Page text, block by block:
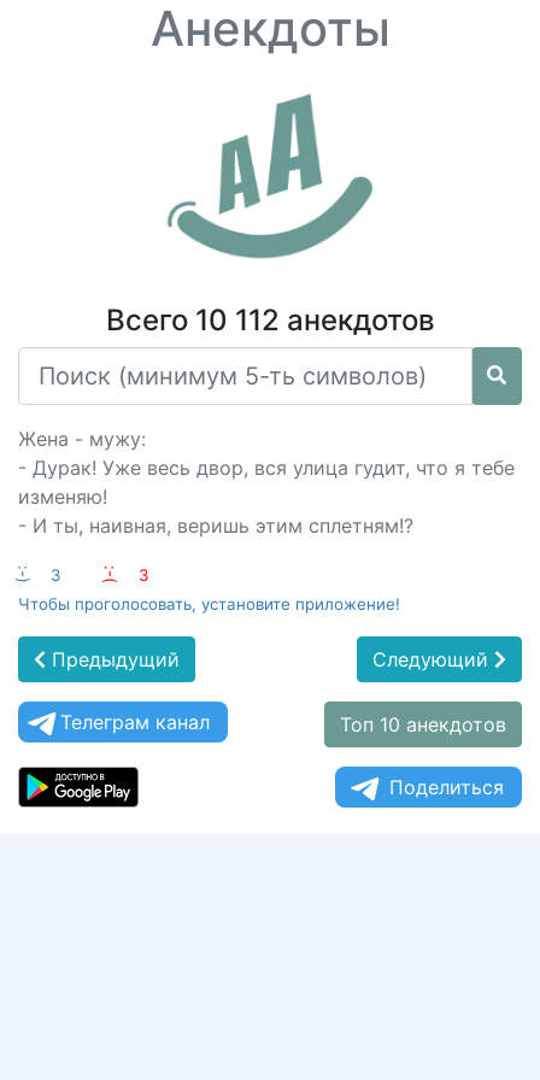
Анекдоты
Всего 10 112 анекдотов
Жена - мужу:
- Дурак! Уже весь двор, вся улица гудит, что я тебе
изменяю!
- И ты, наивная, веришь этим сплетням!?
:-) 3 :-(
3
Чтобы проголосовать, установите приложение!
Предыдущий Следующий
Телеграм канал Топ 10 анекдотов
Поделиться